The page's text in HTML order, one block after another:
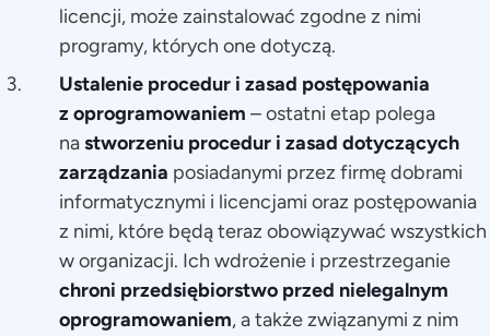
licencji, może zainstalować zgodne z nimi
programy, których one dotyczą.
Ustalenie procedur i zasad postępowania
z oprogramowaniem – ostatni etap polega
nastworzeniu procedur i zasad dotyczących
zarządzania posiadanymi przez firmę dobrami
informatycznymi i licencjami oraz postępowania
z nimi, które będą teraz obowiązywać wszystkich
w organizacji. Ich wdrożenie i przestrzeganie
chroni przedsiębiorstwo przed nielegalnym
oprogramowaniem, a także związanymi z nim